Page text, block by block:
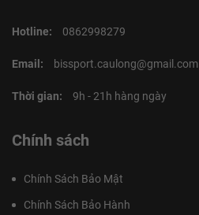
Hotline: 0862998279
Email: bissport.caulong@gmail.com
Thời gian: 9h - 21h hàng ngày
Chính sách
Chính Sách Bảo Mật
Chính Sách Bảo Hành